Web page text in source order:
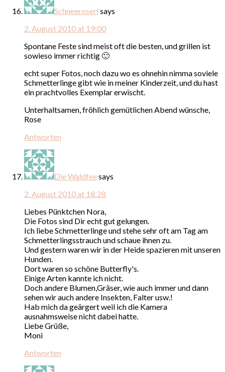
Schneeroserl says
2. August 2010 at 19:00
Spontane Feste sind meist oft die besten, und grillen ist
sowieso immer richtig 🙂
echt super Fotos, noch dazu wo es ohnehin nimma soviele
Schmetterlinge gibt wie in meiner Kinderzeit, und du hast
ein prachtvolles Exemplar erwischt.
Unterhaltsamen, fröhlich gemütlichen Abend wünsche,
Rose
Antworten
Die Waldfeesays
2. August 2010 at 18:28
Liebes Pünktchen Nora,
Die Fotos sind Dir echt gut gelungen.
Ich liebe Schmetterlinge und stehe sehr oft am Tag am
Schmetterlingsstrauch und schaue ihnen zu.
Und gestern waren wir in der Heide spazieren mit unseren
Hunden.
Dort waren so schöne Butterfly's.
Einige Arten kannte ich nicht.
Doch andere Blumen,Gräser, wie auch immer und dann
sehen wir auch andere Insekten, Falter usw.!
Hab mich da geärgert weil ich die Kamera
ausnahmsweise nicht dabei hatte.
Liebe Grüße,
Moni
Antworten